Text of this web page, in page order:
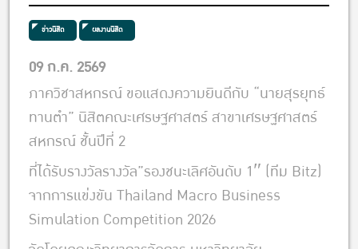
ข่าวนิสิต ผลงานนิสิต
09 ก.ค. 2569
ภาควิชาสหกรณ์ ขอแสดงความยินดีกับ “นายสุรยุทธ์
ทานตำ” นิสิตคณะเศรษฐศาสตร์ สาขาเศรษฐศาสตร์
สหกรณ์ ชั้นปีที่ 2
ที่ได้รับรางวัลรางวัล”รองชนะเลิศอันดับ 1″ (ทีม Bitz)
จากการแข่งขัน Thailand Macro Business
Simulation Competition 2026